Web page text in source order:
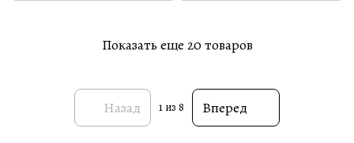
Показать еще 20 товаров
Назад 1 из 8 Вперед